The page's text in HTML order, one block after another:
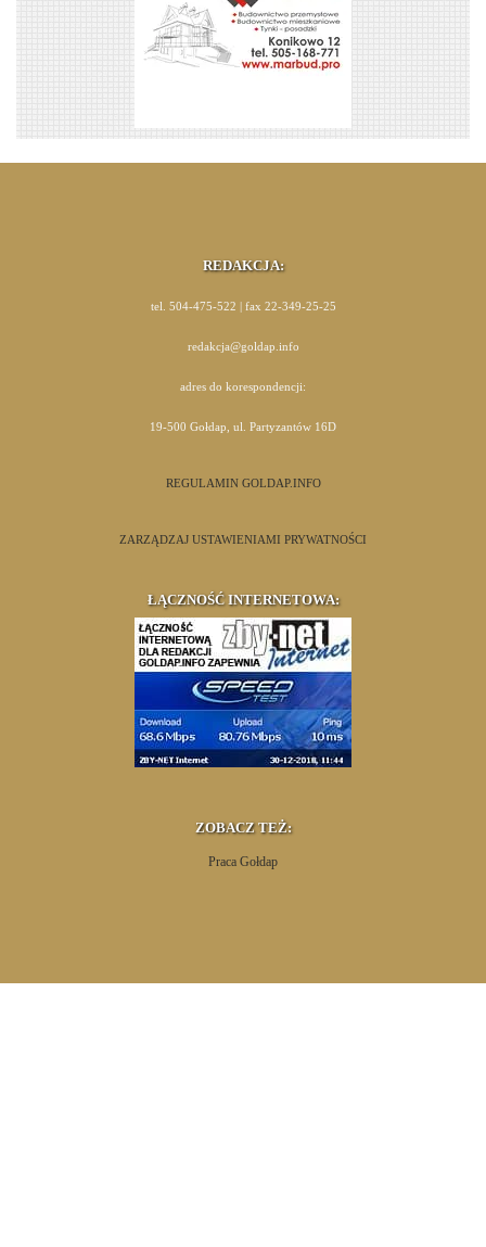
REDAKCJA:
tel. 504-475-522 | fax 22-349-25-25
redakcja@goldap.info
adres do korespondencji:
19-500 Gołdap, ul. Partyzantów 16D
REGULAMIN GOLDAP.INFO
ZARZĄDZAJ USTAWIENIAMI PRYWATNOŚCI
ŁĄCZNOŚĆ INTERNETOWA:
ZOBACZ TEŻ:
Praca Gołdap